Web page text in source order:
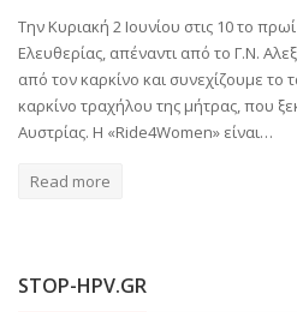
Την Κυριακή 2 Ιουνίου στις 10 το
Ελευθερίας, απέναντι από το Γ.Ν.
από τον καρκίνο και συνεχίζουμε το
καρκίνο τραχήλου της μήτρας, που
Αυστρίας. Η «Ride4Women» είναι…
Read more
STOP-HPV.GR